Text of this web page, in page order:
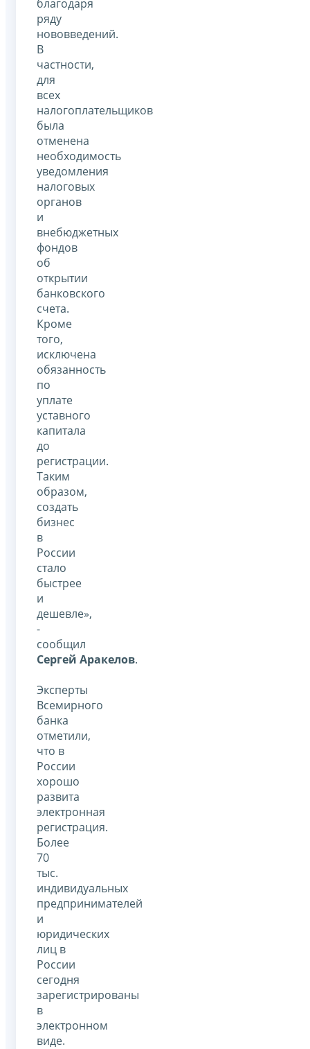
благодаря
ряду
нововведений.
В
частности,
для
всех
налогоплательщиков
была
отменена
необходимость
уведомления
налоговых
органов
и
внебюджетных
фондов
об
открытии
банковского
счета.
Кроме
того,
исключена
обязанность
по
уплате
уставного
капитала
до
регистрации.
Таким
образом,
создать
бизнес
в
России
стало
быстрее
и
дешевле»,
-
сообщил
Сергей Аракелов.
Эксперты
Всемирного
банка
отметили,
что в
России
хорошо
развита
электронная
регистрация.
Более
70
тыс.
индивидуальных
предпринимателей
и
юридических
лиц в
России
сегодня
зарегистрированы
в
электронном
виде.